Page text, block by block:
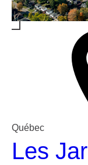
Québec
Les